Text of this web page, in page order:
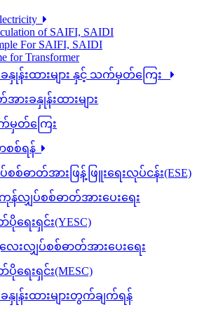
of SAIFI, SAIDI
For SAIFI, SAIDI
for Transformer
နှုန်းထားများ နှင့် သက်မှတ်ကြေး
အားခနှုန်းထားများ
မှတ်ကြေး
စစ်ရန်
စစ်ဓာတ်အားဖြန့်ဖြူးရေးလုပ်ငန်း(ESE)
န်လျှပ်စစ်ဓာတ်အားပေးရေး
ပိုရေးရှင်း(YESC)
လေးလျှပ်စစ်ဓာတ်အားပေးရေး
ပိုရေးရှင်း(MESC)
နှုန်းထားများတွက်ချက်ရန်